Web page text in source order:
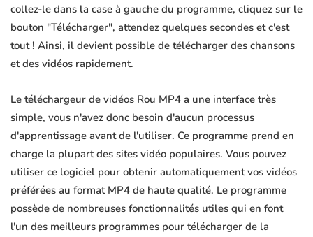
collez-le dans la case à gauche du programme, cliquez sur le
bouton "Télécharger", attendez quelques secondes et c'est
tout ! Ainsi, il devient possible de télécharger des chansons
et des vidéos rapidement.
Le téléchargeur de vidéos Rou MP4 a une interface très
simple, vous n'avez donc besoin d'aucun processus
d'apprentissage avant de l'utiliser. Ce programme prend en
charge la plupart des sites vidéo populaires. Vous pouvez
utiliser ce logiciel pour obtenir automatiquement vos vidéos
préférées au format MP4 de haute qualité. Le programme
possède de nombreuses fonctionnalités utiles qui en font
l'un des meilleurs programmes pour télécharger de la